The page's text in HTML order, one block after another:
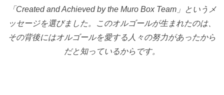
「Created and Achieved by the Muro Box Team」というメ
ッセージを選びました。このオルゴールが生まれたのは、
その背後にはオルゴールを愛する人々の努力があったから
だと知っているからです。